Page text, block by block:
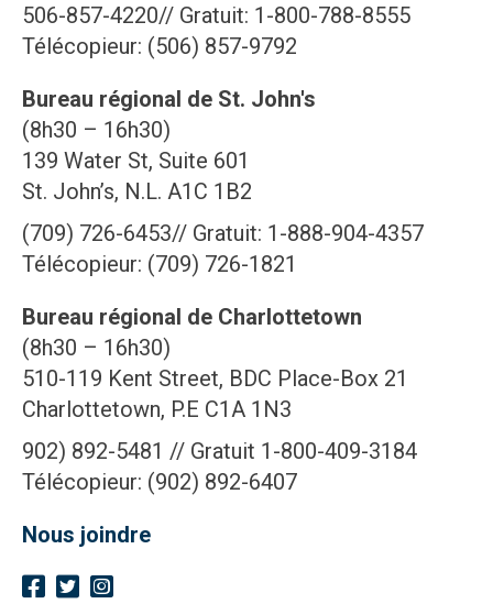
506-857-4220// Gratuit: 1-800-788-8555
Télécopieur: (506) 857-9792
Bureau régional de St. John's
(8h30 – 16h30)
139 Water St, Suite 601
St. John’s, N.L. A1C 1B2
(709) 726-6453// Gratuit: 1-888-904-4357
Télécopieur: (709) 726-1821
Bureau régional de Charlottetown
(8h30 – 16h30)
510-119 Kent Street, BDC Place-Box 21
Charlottetown, P.E C1A 1N3
902) 892-5481 // Gratuit 1-800-409-3184
Télécopieur: (902) 892-6407
Nous joindre